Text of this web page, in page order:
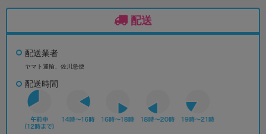
配送
配送業者
ヤマト運輸、佐川急便
配送時間